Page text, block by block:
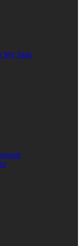
My Skin